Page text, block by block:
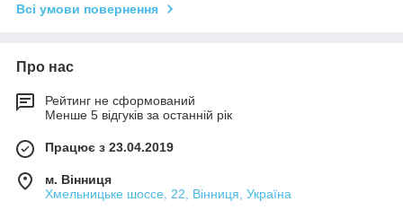
Всі умови повернення
Про нас
Рейтинг не сформований
Менше 5 відгуків за останній рік
Працює з 23.04.2019
м. Вінниця
Хмельницьке шоссе, 22, Вінниця, Україна